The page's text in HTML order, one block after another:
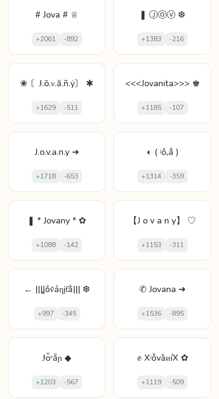
# Jova # ♕
+2061 -892
❚ Ⓙⓞⓥ ❆
+1383 -216
❀ 〘Ɉ.ō.ν.ă.ñ.ẏ〙 ✱
+1629 -511
<<<Jovanita>>> ♚
+1185 -107
J.o.v.a.n.y ➜
+1718 -653
◐ ( ʲőᵥẳ )
+1314 -359
❚ * Jovany * ✿
+1088 -142
【J o v a n y】 ♡
+1153 -311
← |||Ʝṓṽảƞįƭẳ||| ❆
+997 -345
✆ Jovana ➜
+1536 -895
Ɉȫᵛẵɲ ◆
+1203 -567
✊ XʲỗvȁᴎíX ✿
+1119 -509